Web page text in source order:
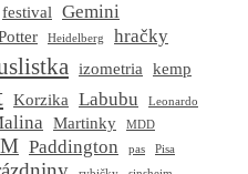
festival Gemini
Heidelberg hračky
izometria kemp
Korzika Labubu Leonardo
Martinky MDD
Paddington pas
Pisa